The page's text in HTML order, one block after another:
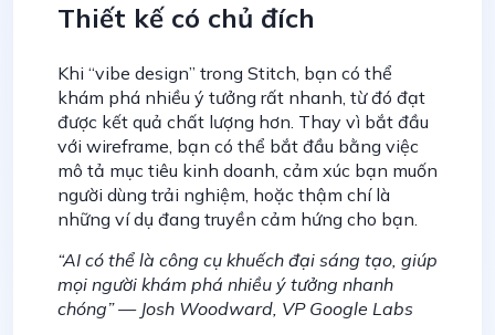
Thiết kế có chủ đích
Khi “vibe design” trong Stitch, bạn có thể
khám phá nhiều ý tưởng rất nhanh, từ đó đạt
được kết quả chất lượng hơn. Thay vì bắt đầu
với wireframe, bạn có thể bắt đầu bằng việc
mô tả mục tiêu kinh doanh, cảm xúc bạn muốn
người dùng trải nghiệm, hoặc thậm chí là
những ví dụ đang truyền cảm hứng cho bạn.
“AI có thể là công cụ khuếch đại sáng tạo, giúp
mọi người khám phá nhiều ý tưởng nhanh
chóng” — Josh Woodward, VP Google Labs